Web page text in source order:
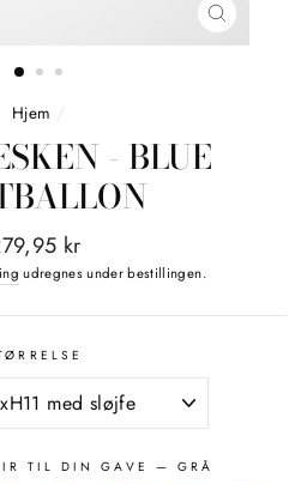
LUK
(ESC)
Hjem /
- BLUE
kr
udregnes under bestillingen.
TIL DIN GAVE — GRÅ